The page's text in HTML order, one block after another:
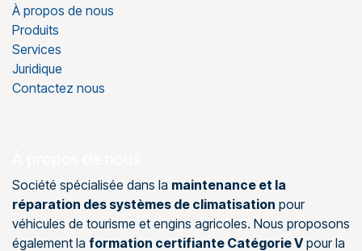
À propos de nous
Produits
Services
Juridique
Contactez nous
Société spécialisée dans la maintenance et la
réparation des systèmes de climatisation pour
véhicules de tourisme et engins agricoles. Nous proposons
également la formation certifiante Catégorie Vpour la